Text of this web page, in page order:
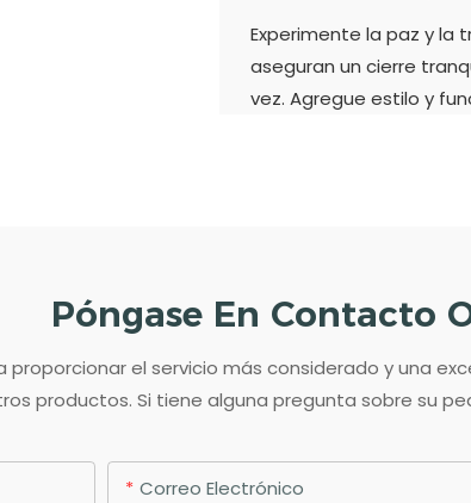
Experimente la paz y la
aseguran un cierre
vez. Agregue estilo y
Póngase En Contacto
el servicio más considerado y una
productos. Si tiene alguna pregunta sobre su
Correo Electrónico